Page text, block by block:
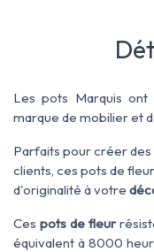
Les pots Marquis
marque de mobilier et
Parfaits pour créer
clients, ces pots de
d'originalité à votre
Ces pots de fleur
équivalent à 8000